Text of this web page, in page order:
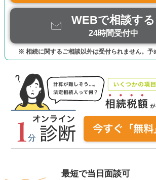
WEBで相談する
24時間受付中
※ 相続に関するご相談以外は受付られません。予
最短で当日面談可